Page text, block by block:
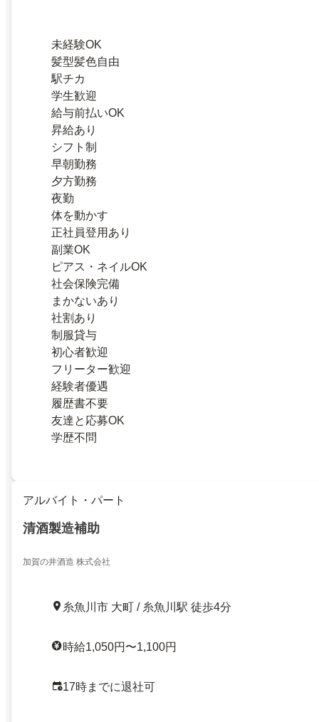
未経験OK
髪型髪色自由
駅チカ
学生歓迎
給与前払いOK
昇給あり
シフト制
早朝勤務
夕方勤務
夜勤
体を動かす
正社員登用あり
副業OK
ピアス・ネイルOK
社会保険完備
まかないあり
社割あり
制服貸与
初心者歓迎
フリーター歓迎
経験者優遇
履歴書不要
友達と応募OK
学歴不問
アルバイト・パート
清酒製造補助
加賀の井酒造 株式会社
糸魚川市 大町 / 糸魚川駅 徒歩4分
時給1,050円〜1,100円
17時までに退社可